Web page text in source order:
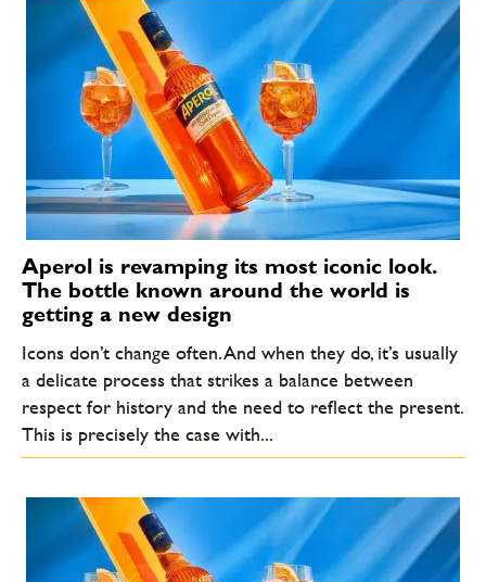
Aperol is revamping its most iconic look.
The bottle known around the world is
getting a new design
Icons don’t change often. And when they do, it’s usually
a delicate process that strikes a balance between
respect for history and the need to reflect the present.
This is precisely the case with...